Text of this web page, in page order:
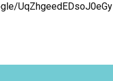
UqZhgeedEDsoJ0eGy